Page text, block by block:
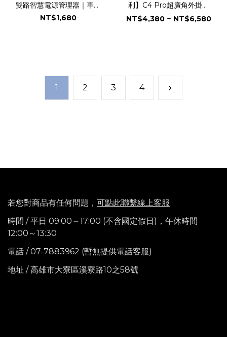
雙路智慧電源管理器｜車用
電源管理模組｜雙路輸出
NT$1,680
利】C4 Pro超廣角外掛式
魚眼霧燈｜兩年保固｜
NT$4,380 ~ NT$6,580
1 2 3 4
若您對商品有任何問題， 可點此聯繫線上客服
時間 / 平日 09:00～17:00 (不含國定假日)， 午休時間
12:00～13:30
電話 / 07-7883962 (暫無提供電話客服)
地址 / 高雄市大寮區溪寮路10之58號